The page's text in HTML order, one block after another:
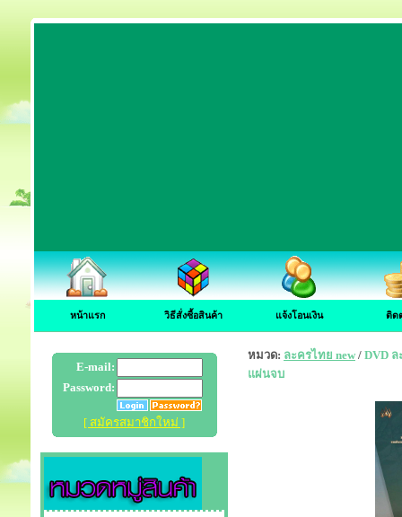
หน้าแรก วิธีสั่งซื้อสินค้า แจ้งโอนเงิน ติด
E-mail:
Password:
[ สมัครสมาชิกใหม่ ]
หมวด: ละครไทย new / DVD
แผ่นจบ